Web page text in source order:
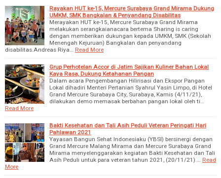
Rayakan HUT ke-15, Mercure Surabaya Grand Mirama Dukung
UMKM, SMK Bangkalan & Penyandang Disabilitas
Merayakan HUT ke-15, Mercure Surabaya Grand Mirama
melakukan serangkaianacara bertema Sharing is caring
dengan memberikan dukungan kepada UMKM, SMK (Sekolah
Menengah Kejuruan) Bangkalan dan penyandang
disabilitas.Andreas Riya… Read More
Grup Perhotelan Accor di Jatim Sajikan Kuliner Bahan Lokal
Kaya Rasa, Dukung Ketahanan Pangan
Dalam acara Pengembangan Hilirisasi dan Ekspor Pangan
Lokal dihadiri Menteri Pertanian Syahrul Yasin Limpo, di Hotel
Grand Mercure Surabaya City, Surabaya, Kamis (4/11/21),
dilakukan demo memasak berbahan pangan lokal oleh ti…
Read More
Bakti Kesehatan dan Tali Asih Peduli Veteran Peringati Hari
Pahlawan 2021
Yayasan Bangun Sehat Indonesiaku (YBSI) bersinergi dengan
Grand Mercure Malang Mirama dan Mercure Surabaya Grand
Mirama menyelenggarakan kegiatan Bakti Kesehatan dan Tali
Asih Peduli untuk para veteran tahun 2021, (20/11/21).… Read
More